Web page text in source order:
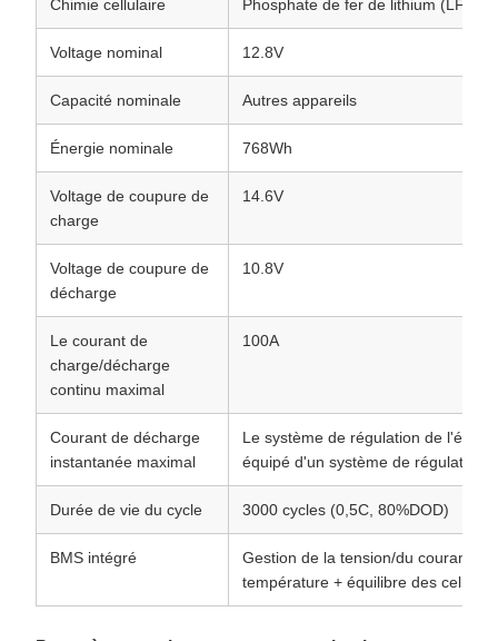
Chimie cellulaire Phosphate de fer de lithium (LFP)
Voltage nominal 12.8V
Capacité nominale Autres appareils
Énergie nominale 768Wh
Voltage de coupure de
charge
14.6V
Voltage de coupure de
décharge
10.8V
Le courant de
charge/décharge
continu maximal
100A
Courant de décharge
instantanée maximal
Le système de régulation de
équipé d'un système de régulation
Durée de vie du cycle 3000 cycles (0,5C, 80%DOD)
BMS intégré
Gestion de la tension/du courant/de
température + équilibre des cellules